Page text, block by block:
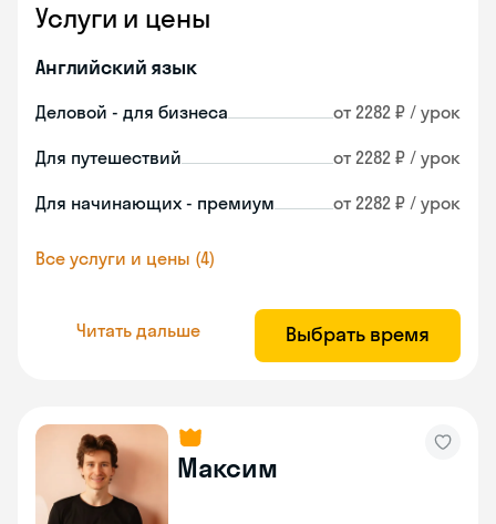
Услуги и цены
Английский язык
Деловой - для бизнеса от 2282 ₽ / урок
Для путешествий от 2282 ₽ / урок
Для начинающих - премиум от 2282 ₽ / урок
Все услуги и цены (4)
Читать дальше Выбрать время
Максим